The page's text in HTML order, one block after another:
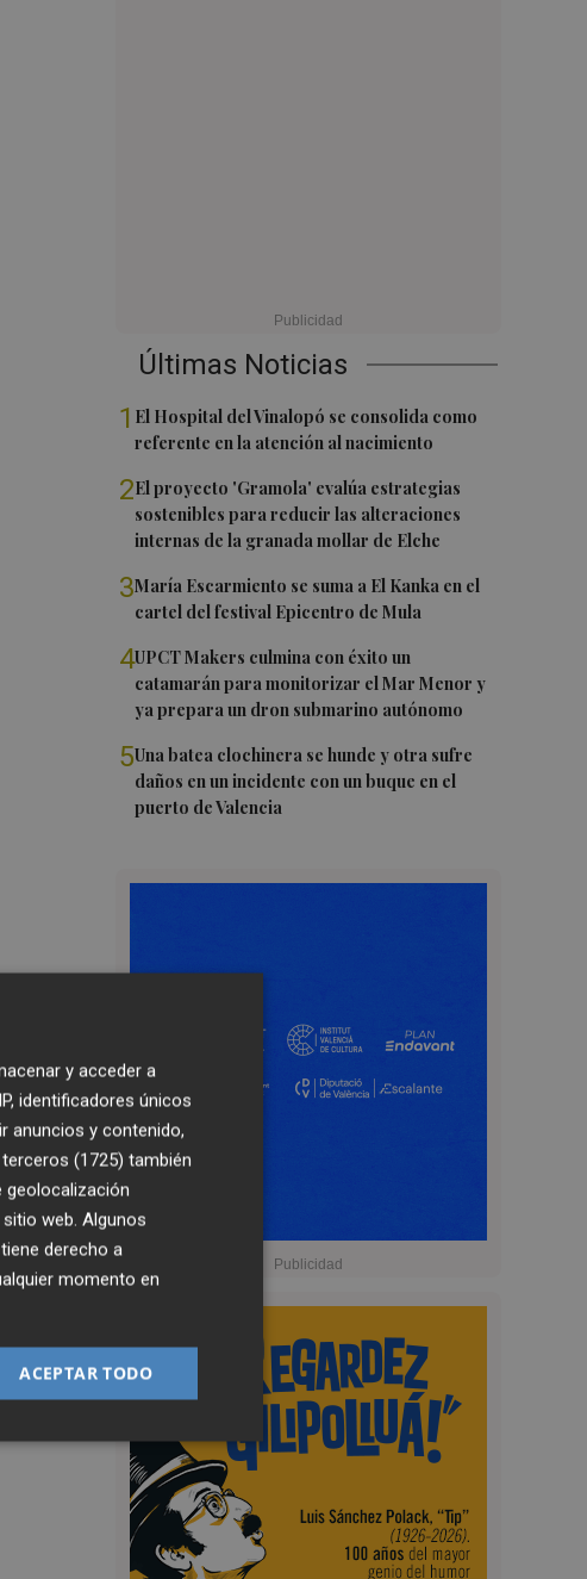
Últimas Noticias
1 El Hospital del Vinalopó se consolida como
referente en la atención al nacimiento
2El proyecto 'Gramola' evalúa estrategias
sostenibles para reducir las alteraciones
internas de la granada mollar de Elche
3María Escarmiento se suma a El Kanka en el
cartel del festival Epicentro de Mula
4UPCT Makers culmina con éxito un
catamarán para monitorizar el Mar Menor y
ya prepara un dron submarino autónomo
5Una batea clochinera se hunde y otra sufre
daños en un incidente con un buque en el
puerto de Valencia
y acceder a
identificadores únicos
anuncios y contenido,
(1725) también
geolocalización
web. Algunos
derecho a
momento en
ACEPTAR TODO